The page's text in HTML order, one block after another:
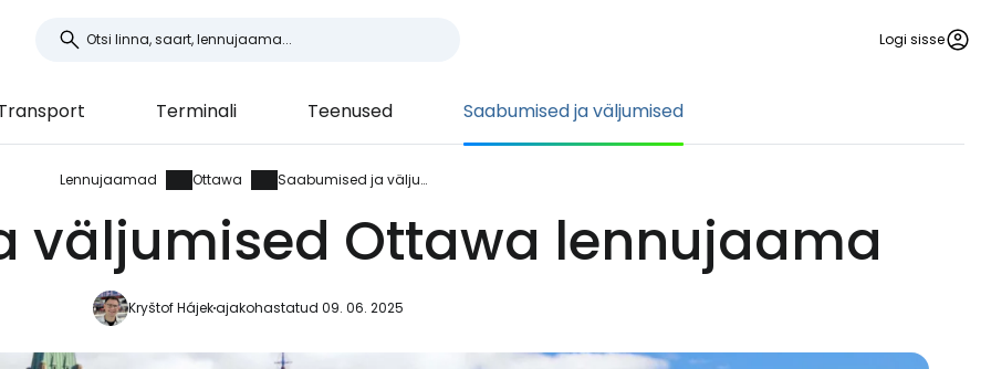
Logi sisse
Terminali Teenused Saabumised ja väljumised
Lennujaamad Ottawa Saabumised ja väljumised
väljumised Ottawa lennujaama
Kryštof Hájekajakohastatud 09. 06. 2025